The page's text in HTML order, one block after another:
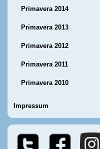
Primavera 2014
Primavera 2013
Primavera 2012
Primavera 2011
Primavera 2010
Impressum